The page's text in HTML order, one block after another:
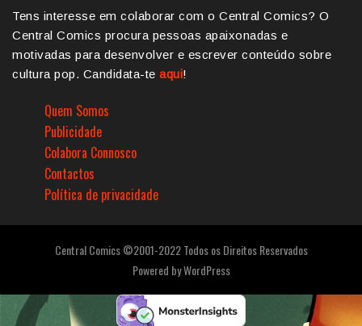
Tens interesse em colaborar com o Central Comics? O
Central Comics procura pessoas apaixonadas e
motivadas para desenvolver e escrever conteúdo sobre
cultura pop. Candidata-te aqui!
Quem Somos
Publicidade
Colabora Connosco
Contactos
Política de privacidade
Central Comics ©2001-2022 Todos os Direitos Reservados
Powered byWordPress